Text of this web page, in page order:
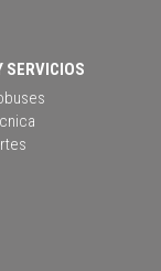
SERVICIOS